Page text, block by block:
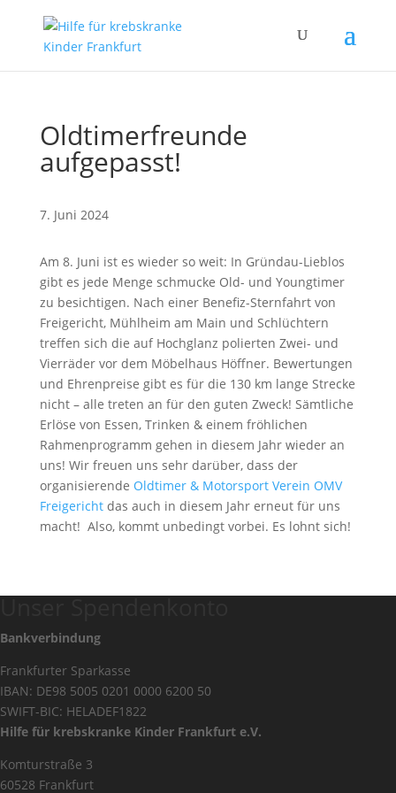
Oldtimerfreunde
aufgepasst!
7. Juni 2024
Am 8. Juni ist es wieder so weit: In Gründau-Lieblos
gibt es jede Menge schmucke Old- und Youngtimer
zu besichtigen. Nach einer Benefiz-Sternfahrt von
Freigericht, Mühlheim am Main und Schlüchtern
treffen sich die auf Hochglanz polierten Zwei- und
Vierräder vor dem Möbelhaus Höffner. Bewertungen
und Ehrenpreise gibt es für die 130 km lange Strecke
nicht – alle treten an für den guten Zweck! Sämtliche
Erlöse von Essen, Trinken & einem fröhlichen
Rahmenprogramm gehen in diesem Jahr wieder an
uns! Wir freuen uns sehr darüber, dass der
organisierende Oldtimer & Motorsport Verein OMV
Freigerichtdas auch in diesem Jahr erneut für uns
macht! Also, kommt unbedingt vorbei. Es lohnt sich!
Bankverbindung
Frankfurter Sparkasse
IBAN: DE98 5005 0201 0000 6200 50
SWIFT-BIC: HELADEF1822
Hilfe für krebskranke Kinder Frankfurt e.V.
Komturstraße 3
60528 Frankfurt